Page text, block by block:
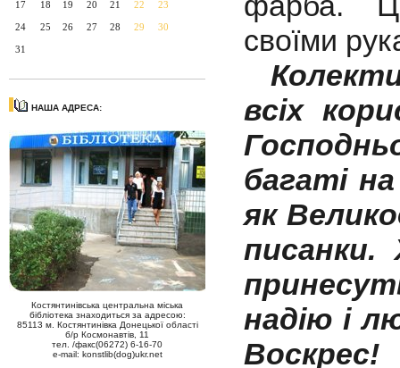
17 18 19 20 21 22 23
24 25 26 27 28 29 30
31
НАША АДРЕСА:
Костянтинівська центральна міська
бібліотека знаходиться за адресою:
85113 м. Костянтинівка Донецької області
б/р Космонавтів, 11
тел. /факс(06272) 6-16-70
e-mail: konstlib(dog)ukr.net
своїми
всіх
багаті
як
писанки.
надію і
Воскрес!